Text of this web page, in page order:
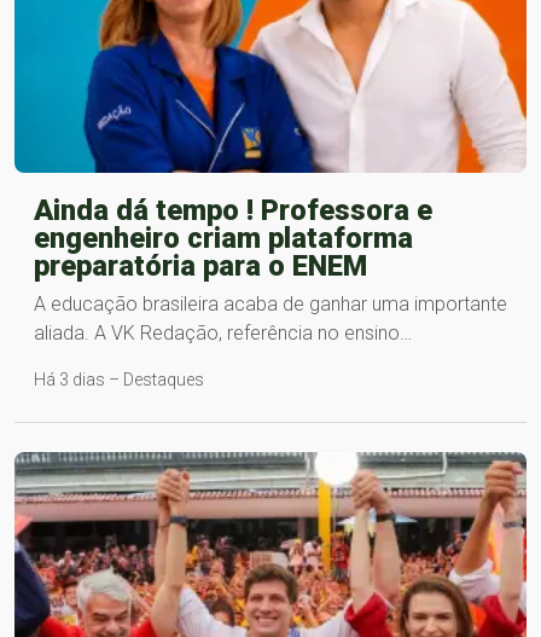
Ainda dá tempo ! Professora e
engenheiro criam plataforma
preparatória para o ENEM
A educação brasileira acaba de ganhar uma importante
aliada. A VK Redação, referência no ensino…
Há 3 dias – Destaques